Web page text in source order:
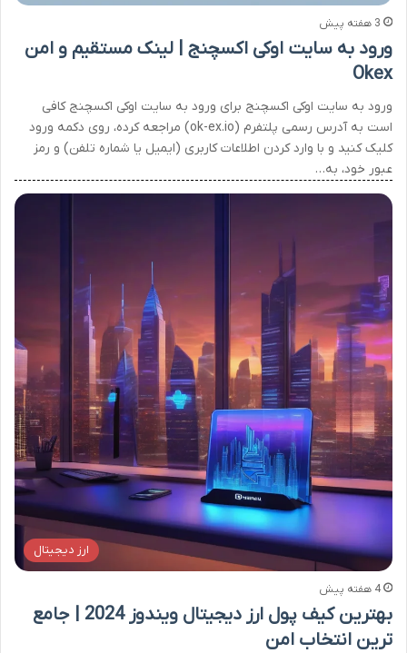
3 هفته پیش
ورود به سایت اوکی اکسچنج | لینک مستقیم و امن
Okex
ورود به سایت اوکی اکسچنج برای ورود به سایت اوکی اکسچنج کافی
است به آدرس رسمی پلتفرم (ok-ex.io) مراجعه کرده، روی دکمه ورود
کلیک کنید و با وارد کردن اطلاعات کاربری (ایمیل یا شماره تلفن) و رمز
عبور خود، به…
ارز دیجیتال
4 هفته پیش
بهترین کیف پول ارز دیجیتال ویندوز 2024 | جامع
ترین انتخاب امن